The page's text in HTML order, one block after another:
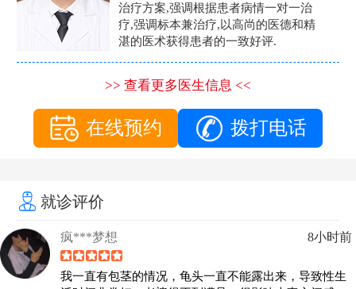
治疗方案,强调根据患者病情一对一治
疗,强调标本兼治疗,以高尚的医德和精
湛的医术获得患者的一致好评.
>> 查看更多医生信息 <<
在线预约 拨打电话
就诊评价
疯***梦想 8小时前
我一直有包茎的情况，龟头一直不能露出来，导致性生